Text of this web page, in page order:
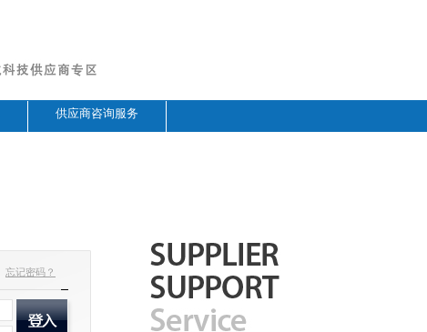
供应商咨询服务
忘记密码？